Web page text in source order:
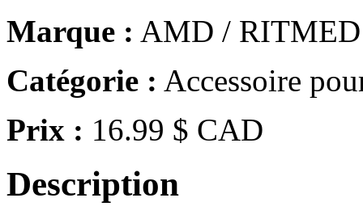
Marque : AMD / RITMED
Catégorie : Accessoire
Prix : 16.99 $ CAD
Description